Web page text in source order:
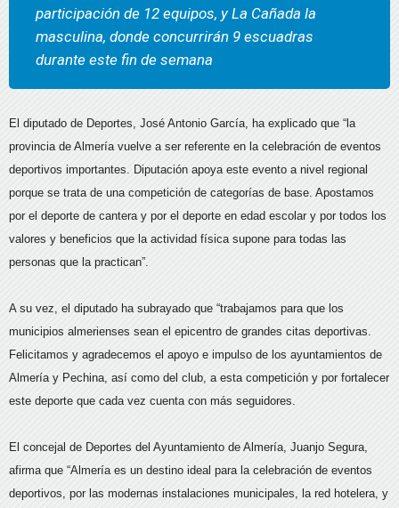
participación de 12 equipos, y La Cañada la
masculina, donde concurrirán 9 escuadras
durante este fin de semana
El diputado de Deportes, José Antonio García, ha explicado que “la
provincia de Almería vuelve a ser referente en la celebración de eventos
deportivos importantes. Diputación apoya este evento a nivel regional
porque se trata de una competición de categorías de base. Apostamos
por el deporte de cantera y por el deporte en edad escolar y por todos los
valores y beneficios que la actividad física supone para todas las
personas que la practican”.
A su vez, el diputado ha subrayado que “trabajamos para que los
municipios almerienses sean el epicentro de grandes citas deportivas.
Felicitamos y agradecemos el apoyo e impulso de los ayuntamientos de
Almería y Pechina, así como del club, a esta competición y por fortalecer
este deporte que cada vez cuenta con más seguidores.
El concejal de Deportes del Ayuntamiento de Almería, Juanjo Segura,
afirma que “Almería es un destino ideal para la celebración de eventos
deportivos, por las modernas instalaciones municipales, la red hotelera, y